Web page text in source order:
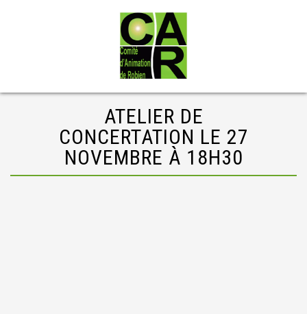
ATELIER DE
CONCERTATION LE 27
NOVEMBRE À 18H30